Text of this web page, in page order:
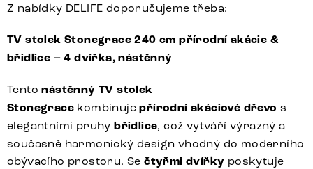
Z nabídky DELIFE doporučujeme třeba:
TV stolek Stonegrace 240 cm přírodní akácie &
břidlice – 4 dvířka, nástěnný
Tentonástěnný TV stolek
Stonegrace kombinujepřírodní akáciové dřevo s
elegantními pruhybřidlice, což vytváří výrazný a
současně harmonický design vhodný do moderního
obývacího prostoru. Sečtyřmi dvířky poskytuje